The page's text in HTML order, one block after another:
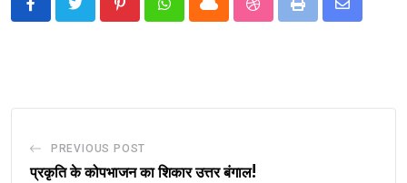
PinterestWhatsappCloud StumbleUpon
Print
Share
PREVIOUS POST
प्रकृति के कोपभाजन का शिकार उत्तर बंगाल!